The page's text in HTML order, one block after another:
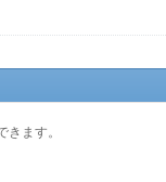
ます。